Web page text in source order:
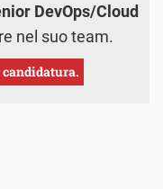
DevOps/Cloud
nel suo team.